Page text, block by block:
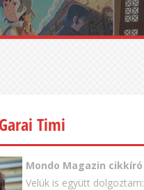
Timi
Mondo Magazin cikkíró
Velük is együtt dolgoztam: